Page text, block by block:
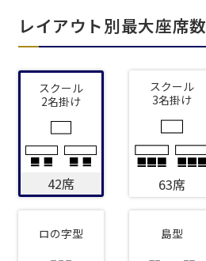
レイアウト別最大座席数
スクール
2名掛け
42席
スクール
3名掛け
63席
ロの字型 島型